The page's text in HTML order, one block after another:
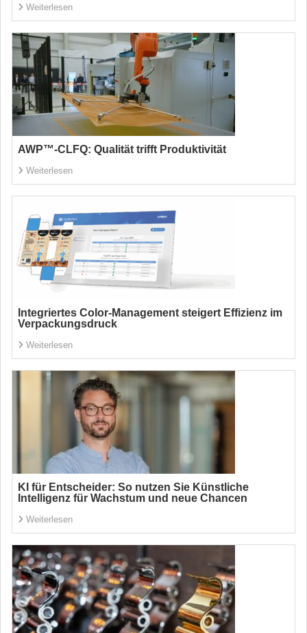
Weiterlesen
AWP™-CLFQ: Qualität trifft Produktivität
Weiterlesen
Integriertes Color-Management steigert Effizienz im
Verpackungsdruck
Weiterlesen
KI für Entscheider: So nutzen Sie Künstliche
Intelligenz für Wachstum und neue Chancen
Weiterlesen